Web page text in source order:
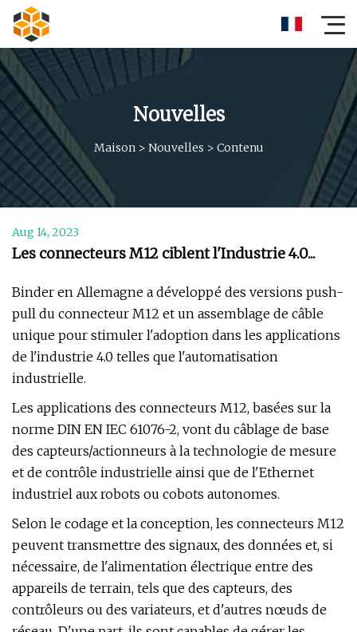
Nouvelles
Maison > Nouvelles > Contenu
Aug 14, 2023
Les connecteurs M12 ciblent l'Industrie 4.0...
Binder en Allemagne a développé des versions push-
pull du connecteur M12 et un assemblage de câble
unique pour stimuler l'adoption dans les applications
de l'industrie 4.0 telles que l'automatisation
industrielle.
Les applications des connecteurs M12, basées sur la
norme DIN EN IEC 61076-2, vont du câblage de base
des capteurs/actionneurs à la technologie de mesure
et de contrôle industrielle ainsi que de l'Ethernet
industriel aux robots ou cobots autonomes.
Selon le codage et la conception, les connecteurs M12
peuvent transmettre des signaux, des données et, si
nécessaire, de l'alimentation électrique entre des
appareils de terrain, tels que des capteurs, des
contrôleurs ou des variateurs, et d'autres nœuds de